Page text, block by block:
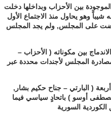
بين الأحزاب وبداخلها دخلت
وهو يحاول منذ الاجتماع الأول
فرضت على المجلس, ولم يجد المجلس
بين مكوناته ( الأحزاب –
المجلس لأجندات محددة عبر
( البارتي – جناح حكيم بشار,
أوسو ) باتحادٍ سياسي فيما